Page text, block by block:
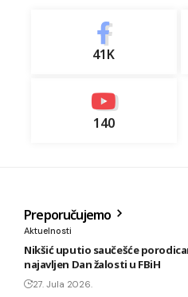
41K
140
Preporučujemo
Aktuelnosti
Nikšić uputio saučešće
najavljen Dan žalosti u FBiH
27. Jula 2026.